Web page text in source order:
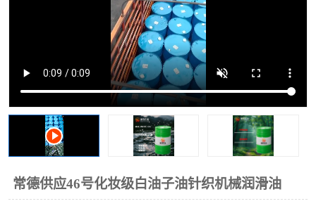
常德供应46号化妆级白油子油针织机械润滑油